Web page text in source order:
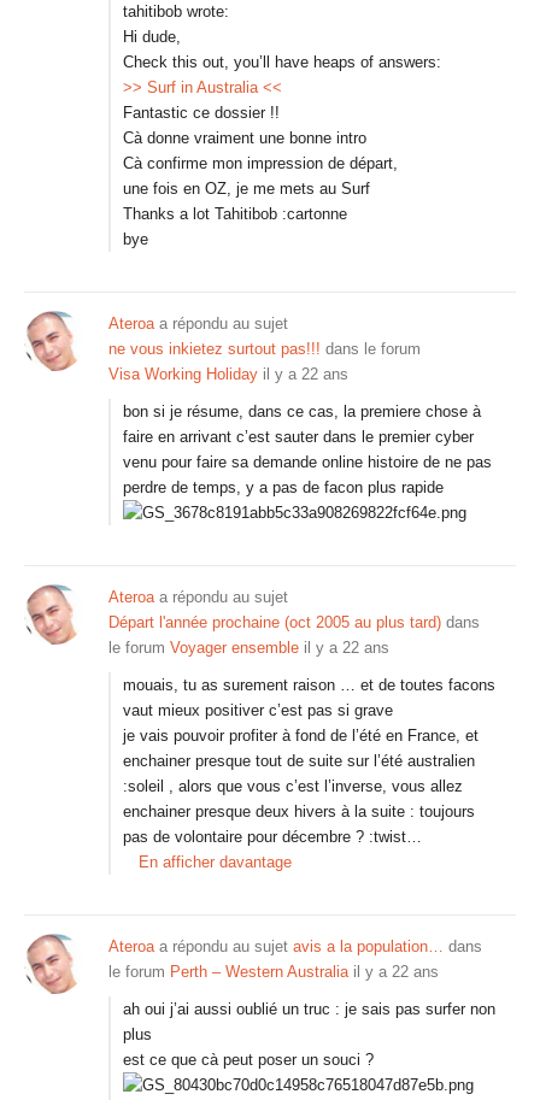
tahitibob wrote:
Hi dude,
Check this out, you’ll have heaps of answers:
>> Surf in Australia<<
Fantastic ce dossier !!
Cà donne vraiment une bonne intro
Cà confirme mon impression de départ,
une fois en OZ, je me mets au Surf
Thanks a lot Tahitibob :cartonne
bye
Ateroaa répondu au sujet
ne vous inkietez surtout pas!!! dans le forum
Visa Working Holiday il y a 22 ans
bon si je résume, dans ce cas, la premiere chose à
faire en arrivant c’est sauter dans le premier cyber
venu pour faire sa demande online histoire de ne pas
perdre de temps, y a pas de facon plus rapide
Ateroaa répondu au sujet
Départ l'année prochaine (oct 2005 au plus tard) dans
le forum Voyager ensemble il y a 22 ans
mouais, tu as surement raison … et de toutes facons
vaut mieux positiver c’est pas si grave
je vais pouvoir profiter à fond de l’été en France, et
enchainer presque tout de suite sur l’été australien
:soleil , alors que vous c’est l’inverse, vous allez
enchainer presque deux hivers à la suite : toujours
pas de volontaire pour décembre ? :twist…
En afficher davantage
Ateroaa répondu au sujet avis a la population… dans
le forum Perth – Western Australia il y a 22 ans
ah oui j’ai aussi oublié un truc : je sais pas surfer non
plus
est ce que cà peut poser un souci ?